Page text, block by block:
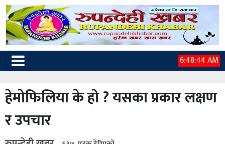
6:48:45 AM
हेमोफिलिया के हो ? यसका प्रकार लक्षण
र उपचार